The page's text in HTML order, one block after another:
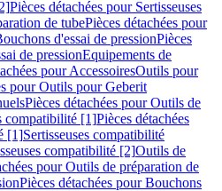
Pièces détachées pour Sertisseuses
de tubePièces détachées pour
d'essai de pressionPièces
de pressionEquipements de
pour AccessoiresOutils pour
pour Outils pour Geberit
Pièces détachées pour Outils de
compatibilité [1]Pièces détachées
[1]Sertisseuses compatibilité
compatibilité [2]Outils de
pour Outils de préparation de
Pièces détachées pour Bouchons